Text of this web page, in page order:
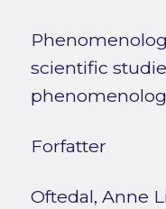
scientific
Forfatter
Oftedal, Anne